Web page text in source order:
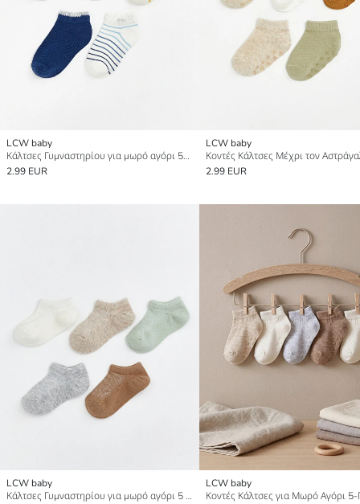
LCW baby
Κάλτσες Γυμναστηρίου για μωρό αγόρι 5άδα
2.99 EUR
LCW baby
2.99 EUR
LCW baby
Κάλτσες Γυμναστηρίου για μωρό αγόρι 5 Pack
LCW baby
Κοντές Κάλτσες για Μωρό Αγόρι